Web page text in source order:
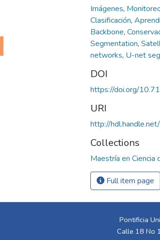
Imágenes,
Clasificación,
Backbone,
Segmentation,
networks, U-net
DOI
https://doi.org/
URI
http://
Collections
Maestría en Ciencia
Full item page
Pontificia
Calle 18 No